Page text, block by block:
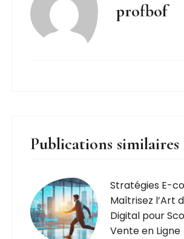
profbof
Publications similaires
Stratégies E-
Maîtrisez l’Art
Digital pour
Vente en Ligne